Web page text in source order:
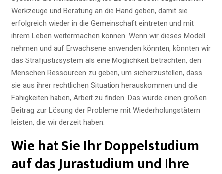
Werkzeuge und Beratung an die Hand geben, damit sie
erfolgreich wieder in die Gemeinschaft eintreten und mit
ihrem Leben weitermachen können. Wenn wir dieses Modell
nehmen und auf Erwachsene anwenden könnten, könnten wir
das Strafjustizsystem als eine Möglichkeit betrachten, den
Menschen Ressourcen zu geben, um sicherzustellen, dass
sie aus ihrer rechtlichen Situation herauskommen und die
Fähigkeiten haben, Arbeit zu finden. Das würde einen großen
Beitrag zur Lösung der Probleme mit Wiederholungstätern
leisten, die wir derzeit haben.
Wie hat Sie Ihr Doppelstudium
auf das Jurastudium und Ihre